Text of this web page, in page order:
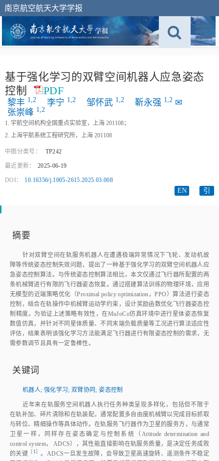
南京航空航天大学学报
基于强化学习的双臂空间机器人应急姿态
控制
PDF
黎丰 1, 2 李宁 1, 2 邹怀武 1, 2 靳永强 1, 2 ✉
张崇峰 1, 2
1. 宇航空间机构全国重点实验室，上海 201108；
2. 上海宇航系统工程研究所，上海 201108
中图分类号： TP242
最近更新： 2025-06-19
DOI： 10.16356/j.1005-2615.2025.03.008
EN 引
摘要
针对双臂空间在轨服务机器人在遭遇极端异常情况下飞轮、发动机故
障等传统姿态控制失效问题，提出了一种基于强化学习的双臂空间机器人应
急姿态控制算法。与传统姿态控制算法相比，本文仅通过飞行器所配置的两
条机械臂进行有限的飞行器姿态恢复。通过搭建算法训练的物理环境，应用
无模型的近端策略优化（Proximal policy optimization，PPO）算法进行姿态
控制，结合在轨操作中机械臂运动学约束，设计奖励函数优化飞行器姿态控
制精度。为验证上述策略有效性，在MuJoCo仿真环境中进行星体姿态恢复
数值仿真，并针对不同星体质量、不同末端负载质量等工况进行算法适应性
评估，结果表明该强化学习方法能满足飞行器进行有限姿态控制的需求，无
需参数调节且具有一定鲁棒性。
关键词
机器人; 强化学习;双臂协同 ;姿态控制
近年来在轨服务空间机器人执行任务种类呈现多样化，包括但不限于
在轨补加、碎片清除和在轨装配，通常配置多自由度机械臂以完成目标抓取
与转位、精细操作等具体动作。在轨服务飞行器作为卫星的服务方，与通常
卫星一样，同样存在姿态确定与控制系统（Attitude determination and
control system， ADCS），其性能直接影响在轨服务质量，是决定任务成败
的关键 ［ 1］ 。ADCS一旦发生故障，会导致卫星高速旋转、遥测条件不稳定